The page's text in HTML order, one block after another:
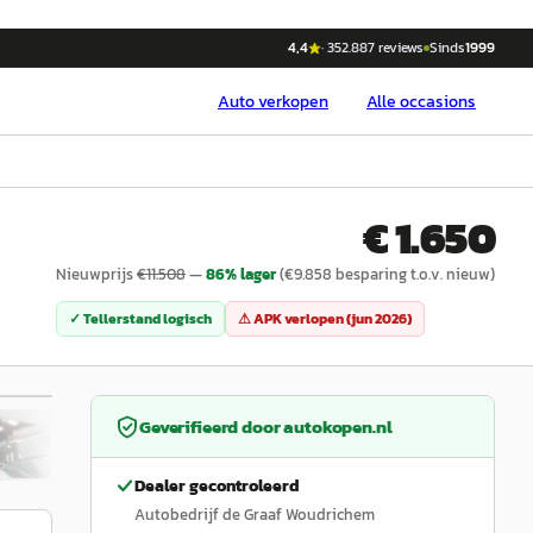
4,4 ·352.887reviews Sinds1999
Autoverkopen Alle occasions
€ 1.650
Nieuwprijs€11.508—86% lager(€9.858 besparing t.o.v. nieuw)
✓ Tellerstand logisch ⚠ APK verlopen (jun 2026)
20
Geverifieerd doorautokopen.nl
Dealer gecontroleerd
Autobedrijf de Graaf Woudrichem